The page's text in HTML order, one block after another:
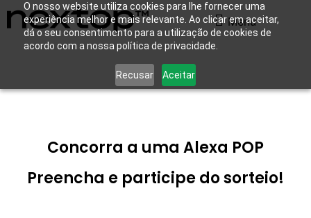
O nosso website utiliza cookies para lhe fornecer uma
experiência melhor e mais relevante. Ao clicar em aceitar,
dá o seu consentimento para a utilização de cookies de
acordo com a nossa política de privacidade.
Recusar Aceitar
Menu
Concorra a uma Alexa POP
Preencha e participe do sorteio!